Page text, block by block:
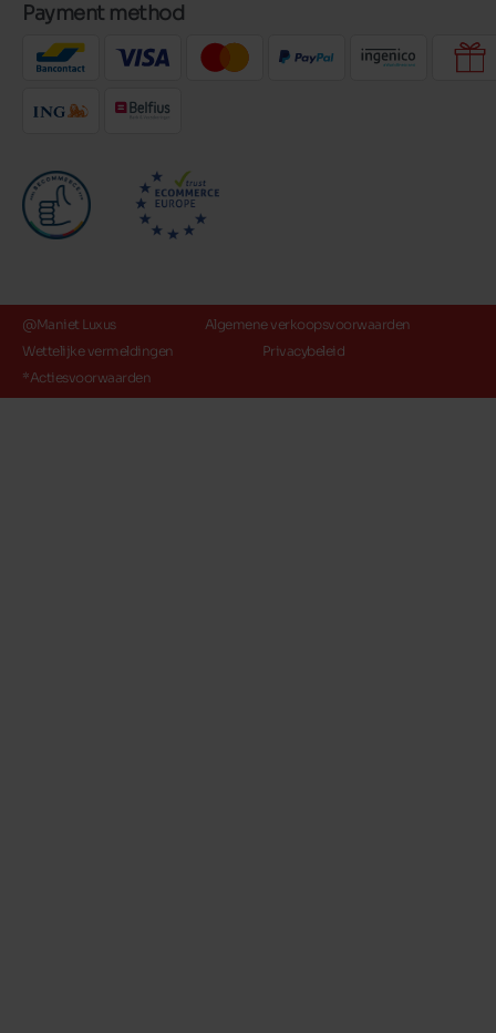
Payment method
@Maniet Luxus
Algemene verkoopsvoorwaarden
Wettelijke vermeldingen
Privacybeleid
*Actiesvoorwaarden